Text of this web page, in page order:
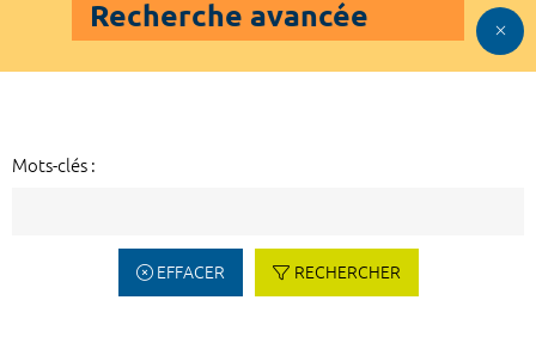
Recherche avancée
Mots-clés :
EFFACER RECHERCHER